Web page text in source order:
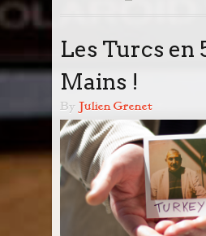
Prochain
Road Book :
Road Book :
Europe
Angleterre
Allemagne
Belgique
Catalogne
Italie
Cambodge
Canada
Nouveau
Yukon
Cap-Vert
Chine
Photos &
Des Polas &
Infos en vrac
Ça parle de
Ma galerie
Les Turcs en
Mains !
By Julien Grenet